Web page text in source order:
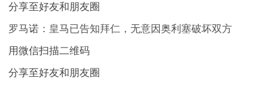
分享至好友和朋友圈
罗马诺：皇马已告知拜仁，无意因奥利塞破坏双方
用微信扫描二维码
分享至好友和朋友圈